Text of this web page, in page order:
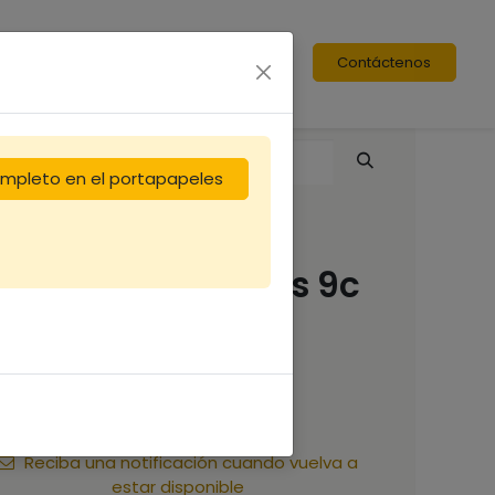
Contáctenos
intercadres 9c
€
Reciba una notificación cuando vuelva a
estar disponible
en el portapapeles